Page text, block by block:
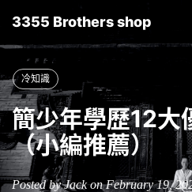
3355 Brothers shop
冷知識
簡少年學歷12
（小編推薦）
Posted by Jack on February 19,